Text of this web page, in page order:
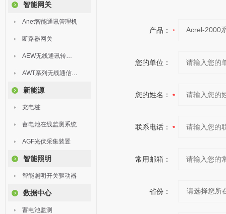
智能网关
Anet智能通讯管理机
断路器网关
AEW无线通讯转换器
AWT系列无线通信终端
新能源
充电桩
蓄电池在线监测系统
AGF光伏采集装置
智能照明
智能照明开关驱动器
数据中心
蓄电池监测
产品：
您的单位：
您的姓名：
联系电话：
常用邮箱：
省份：